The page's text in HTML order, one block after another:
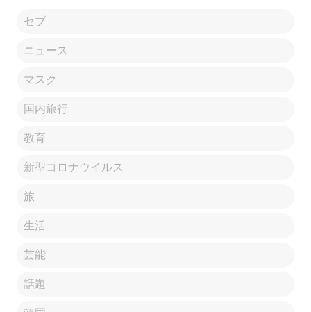
セブ
ニュース
マスク
国内旅行
教育
新型コロナウイルス
旅
生活
芸能
話題